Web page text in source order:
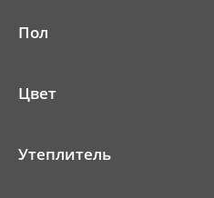
Пол
Цвет
Утеплитель